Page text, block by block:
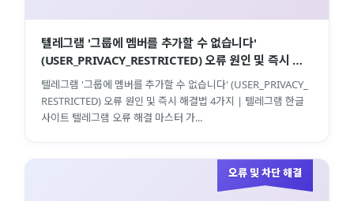
텔레그램 '그룹에 멤버를 추가할 수 없습니다'
(USER_PRIVACY_RESTRICTED) 오류 원인 및 즉시 해
결법 4가지 | 텔레그램 한글사이트
텔레그램 '그룹에 멤버를 추가할 수 없습니다' (USER_PRIVACY_
RESTRICTED) 오류 원인 및 즉시 해결법 4가지 | 텔레그램 한글
사이트 텔레그램 오류 해결 마스터 가...
오류 및 차단 해결